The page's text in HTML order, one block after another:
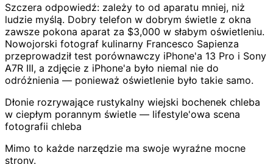
Szczera odpowiedź: zależy to od aparatu mniej, niż
ludzie myślą. Dobry telefon w dobrym świetle z okna
zawsze pokona aparat za $3,000 w słabym oświetleniu.
Nowojorski fotograf kulinarny Francesco Sapienza
przeprowadził test porównawczy iPhone'a 13 Pro i Sony
A7R III, a zdjęcie z iPhone'a było niemal nie do
odróżnienia — ponieważ oświetlenie było takie samo.
Dłonie rozrywające rustykalny wiejski bochenek chleba
w ciepłym porannym świetle — lifestyle'owa scena
fotografii chleba
Mimo to każde narzędzie ma swoje wyraźne mocne
strony.